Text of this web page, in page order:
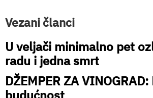
Vezani članci
U veljači minimalno pet
radu i jedna smrt
DŽEMPER ZA